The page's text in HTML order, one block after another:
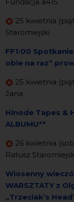
25 kwietnia
Staromiejski
FF1:00
obie na raz”
25 kwietnia
Jana
Hinode Tapes &
ALBUMU**
26 kwietnia
Ratusz
Wiosenny
WARSZTATY z
„Trzeciak’s